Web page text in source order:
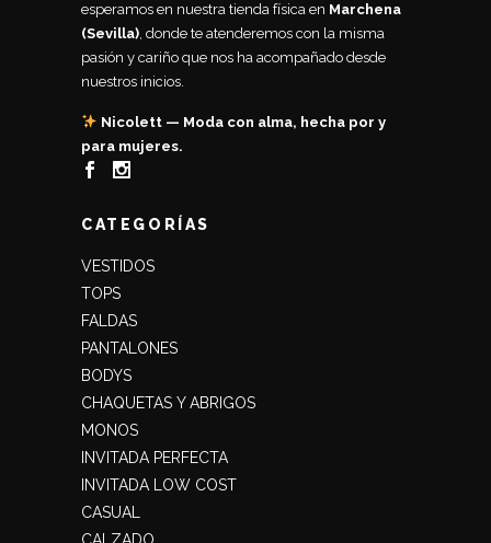
esperamos en nuestra tienda física en Marchena
(Sevilla), donde te atenderemos con la misma
pasión y cariño que nos ha acompañado desde
nuestros inicios.
Nicolett — Moda con alma, hecha por y
para mujeres.
CATEGORÍAS
VESTIDOS
TOPS
FALDAS
PANTALONES
BODYS
CHAQUETAS Y ABRIGOS
MONOS
INVITADA PERFECTA
INVITADA LOW COST
CASUAL